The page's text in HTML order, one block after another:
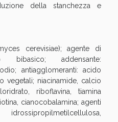
della stanchezza e
cerevisiae); agente di
addensante:
antiagglomeranti: acido
vegetali; niacinamide, calcio
riboflavina, tiamina
cianocobalamina; agenti